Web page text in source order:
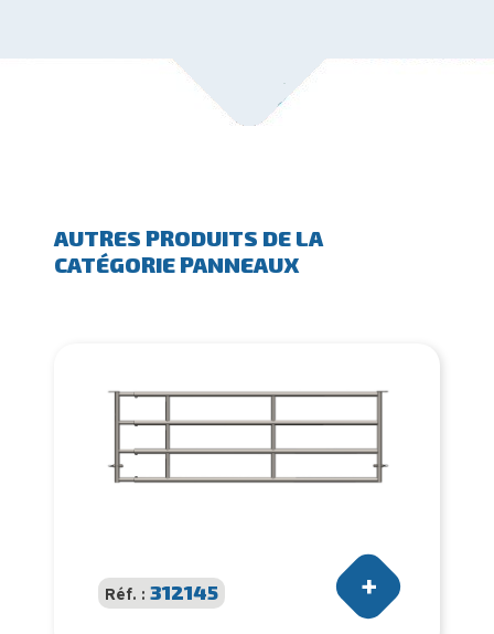
AUTRES PRODUITS DE LA
CATÉGORIE PANNEAUX
Réf. : 312145